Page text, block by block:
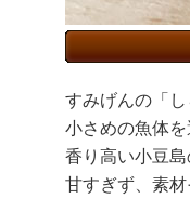
すみげんの「し
小さめの魚体
香り高い小豆島
甘すぎず、素